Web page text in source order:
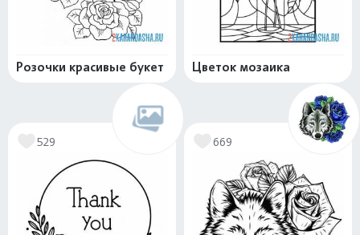
Розочки красивые букет Цветок мозаика
529 669